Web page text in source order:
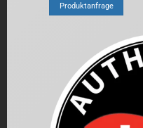
Produktanfrage